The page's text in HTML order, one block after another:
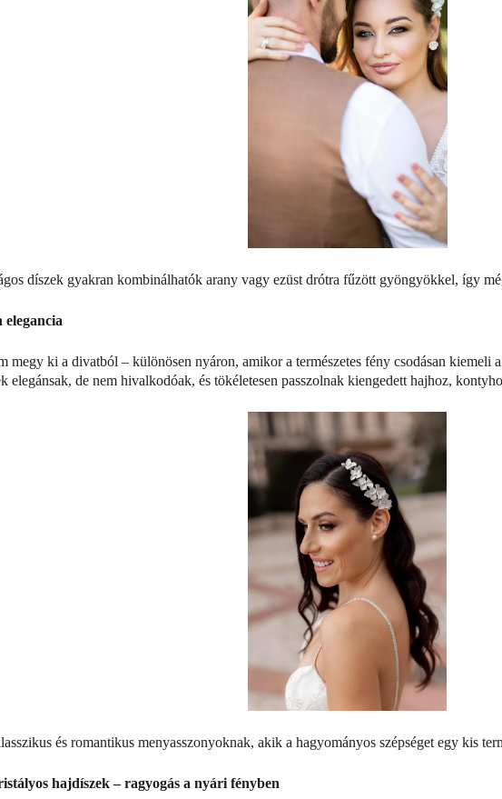
díszek gyakran kombinálhatók arany vagy ezüst drótra fűzött gyöngyökkel, így
megy ki a divatból – különösen nyáron, amikor a természetes fény csodásan kiemeli
elegánsak, de nem hivalkodóak, és tökéletesen passzolnak kiengedett hajhoz,
és romantikus menyasszonyoknak, akik a hagyományos szépséget egy kis
hajdíszek – ragyogás a nyári fényben